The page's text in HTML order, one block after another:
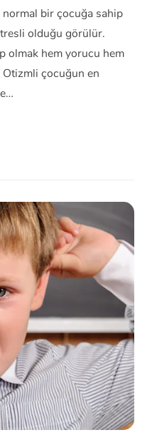
bir çocuğa sahip
olduğu görülür.
olmak hem yorucu hem
çocuğun en